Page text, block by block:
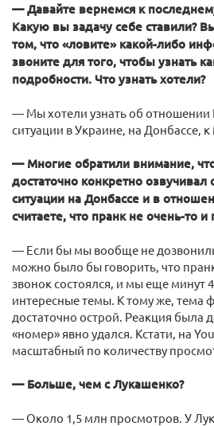
— Давайте вернемся к
Какую вы задачу себе ставили?
том, что «ловите» какой-либо
звоните для того, чтобы узнать
подробности. Что узнать хотели?
— Мы хотели узнать об отношении
ситуации в Украине, на Донбассе,
— Многие обратили внимание,
достаточно конкретно
ситуации на Донбассе и в
считаете, что пранк не очень-то и
— Если бы мы вообще не
можно было бы говорить, что
звонок состоялся, и мы еще минут
интересные темы. К тому же, тема
достаточно острой. Реакция была
«номер» явно удался. Кстати, на
масштабный по количеству
— Больше, чем с Лукашенко?
— Около 1,5 млн просмотров. У